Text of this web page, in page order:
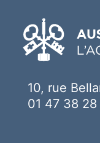
10, rue
01 47 38 28